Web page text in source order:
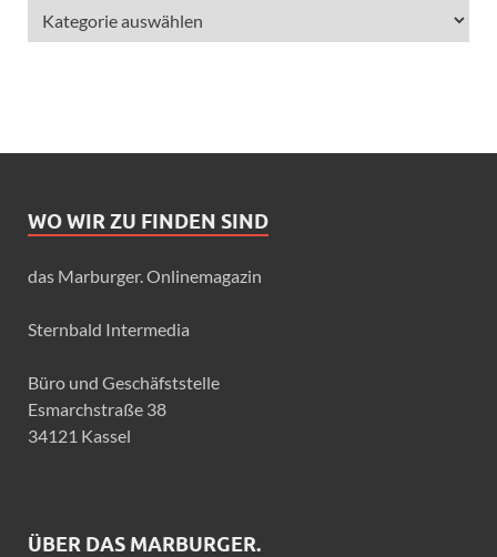
WO WIR ZU FINDEN SIND
das Marburger. Onlinemagazin
Sternbald Intermedia
Büro und Geschäfststelle
Esmarchstraße 38
34121 Kassel
ÜBER DAS MARBURGER.